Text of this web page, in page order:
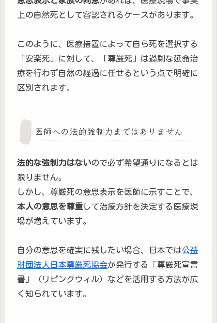
上の自然死として容認されるケースがあります。
このように、医療措置によって自ら死を選択する
「安楽死」に対して、「尊厳死」は過剰な延命治
療を行わず自然の経過に任せるという点で明確に
区別されます。
医師への法的強制力まではありません
法的な強制力はないので必ず希望通りになるとは
限りません。
しかし、尊厳死の意思表示を医師に示すことで、
本人の意思を尊重して治療方針を決定する医療現
場が増えています。
自分の意思を確実に残したい場合、日本では公益
財団法人日本尊厳死協会が発行する「尊厳死宣言
書」（リビングウィル）などを活用する方法が広
く知られています。